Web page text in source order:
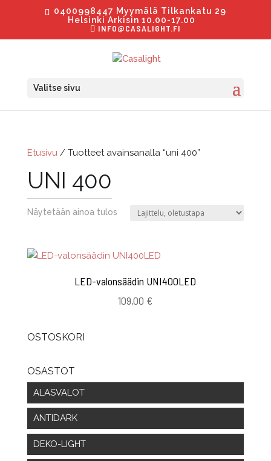
0400998447 Myymälä Tilkankatu 29
Helsinki Arkisin 10.00-17.00
INFO@CASALIGHT.FI
Valitse sivu
Etusivu/ Tuotteet avainsanalla “uni 400”
UNI 400
Näytetään ainoa tulos
LED-valonsäädin UNI400LED
109,00 €
OSTOSKORI
OSASTOT
ALASVALOT
ANTIDARK
DEKO-LIGHT